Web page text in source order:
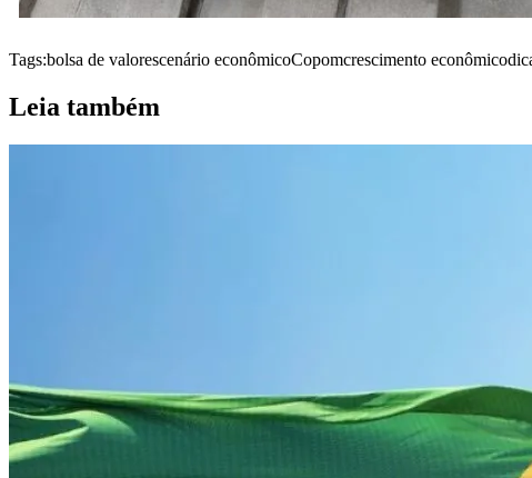
Tags:bolsa de valorescenário econômicoCopomcrescimento econômico
Leia também